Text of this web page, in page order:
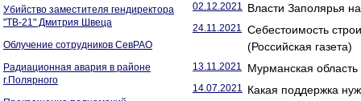
Убийство заместителя гендиректора
"ТВ-21" Дмитрия Швеца
Облучение сотрудников СевРАО
Радиационная авария в районе
г.Полярного
02.12.2021 Власти Заполярья
24.11.2021 Себестоимость
(Российская газета)
13.11.2021 Мурманская
14.07.2021 Какая поддержка